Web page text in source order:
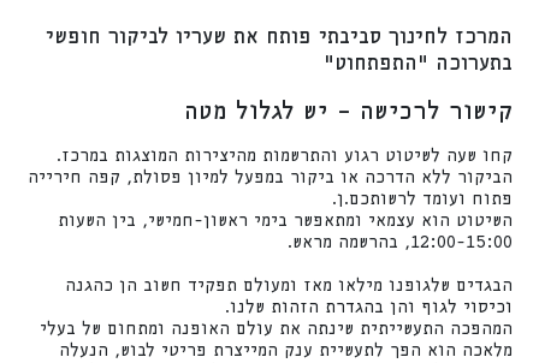
המרכז לחינוך סביבתי פותח את שעריו לביקור חופשי
בתערוכה "התפתחוט"
קישור לרכישה – יש לגלול מטה
קחו שעה לשיטוט רגוע והתרשמות מהיצירות המוצגות במרכז.
הביקור ללא הדרכה או ביקור במפעל למיון פסולת, קפה חירייה
פתוח ועומד לרשותכם.ן.
השיטוט הוא עצמאי ומתאפשר בימי ראשון-חמישי, בין השעות
12:00-15:00, בהרשמה מראש.
הבגדים שלגופנו מילאו מאז ומעולם תפקיד חשוב הן כהגנה
וכיסוי לגוף והן בהגדרת הזהות שלנו.
המהפכה התעשייתית שינתה את עולם האופנה ומתחום של בעלי
מלאכה הוא הפך לתעשיית ענק המייצרת פריטי לבוש, הנעלה